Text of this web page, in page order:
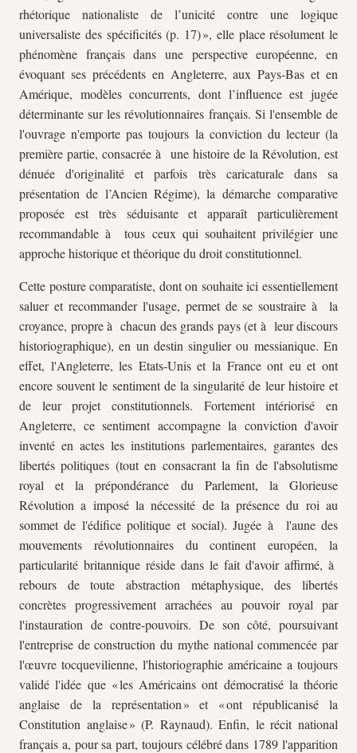
rhétorique nationaliste de l’unicité contre une logique
universaliste des spécificités (p. 17) », elle place résolument le
phénomène français dans une perspective européenne, en
évoquant ses précédents en Angleterre, aux Pays-Bas et en
Amérique, modèles concurrents, dont l’influence est jugée
déterminante sur les révolutionnaires français. Si l'ensemble de
l'ouvrage n'emporte pas toujours la conviction du lecteur (la
première partie, consacrée à une histoire de la Révolution, est
dénuée d'originalité et parfois très caricaturale dans sa
présentation de l’Ancien Régime), la démarche comparative
proposée est très séduisante et apparaît particulièrement
recommandable à tous ceux qui souhaitent privilégier une
approche historique et théorique du droit constitutionnel.
Cette posture comparatiste, dont on souhaite ici essentiellement
saluer et recommander l'usage, permet de se soustraire à la
croyance, propre à chacun des grands pays (et à leur discours
historiographique), en un destin singulier ou messianique. En
effet, l'Angleterre, les Etats-Unis et la France ont eu et ont
encore souvent le sentiment de la singularité de leur histoire et
de leur projet constitutionnels. Fortement intériorisé en
Angleterre, ce sentiment accompagne la conviction d'avoir
inventé en actes les institutions parlementaires, garantes des
libertés politiques (tout en consacrant la fin de l'absolutisme
royal et la prépondérance du Parlement, la Glorieuse
Révolution a imposé la nécessité de la présence du roi au
sommet de l'édifice politique et social). Jugée à l'aune des
mouvements révolutionnaires du continent européen, la
particularité britannique réside dans le fait d'avoir affirmé, à
rebours de toute abstraction métaphysique, des libertés
concrètes progressivement arrachées au pouvoir royal par
l'instauration de contre-pouvoirs. De son côté, poursuivant
l'entreprise de construction du mythe national commencée par
l'œuvre tocquevilienne, l'historiographie américaine a toujours
validé l'idée que « les Américains ont démocratisé la théorie
anglaise de la représentation » et « ont républicanisé la
Constitution anglaise » (P. Raynaud). Enfin, le récit national
français a, pour sa part, toujours célébré dans 1789 l'apparition